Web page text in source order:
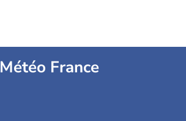
Météo France